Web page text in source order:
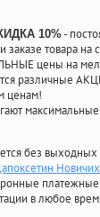
10%-
заказе товара
цены на
различные
ценам!
без
в любое